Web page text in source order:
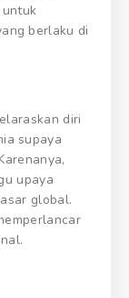
berlaku di
diri
supaya
upaya
global.